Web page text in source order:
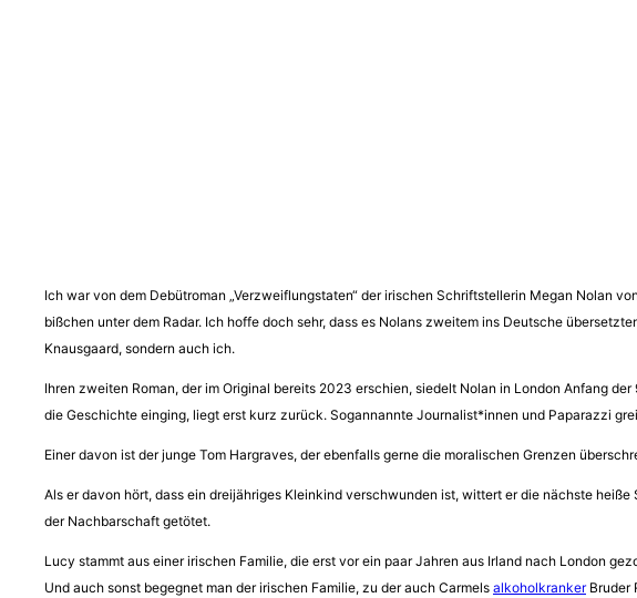
Ich war von dem Debütroman „Verzweiflungstaten“ der irischen Schriftstellerin Megan Nolan
bißchen unter dem Radar. Ich hoffe doch sehr, dass es Nolans zweitem ins Deutsche
Knausgaard, sondern auch ich.
Ihren zweiten Roman, der im Original bereits 2023 erschien, siedelt Nolan in London Anfang
die Geschichte einging, liegt erst kurz zurück. Sogannannte Journalist*innen und Paparazzi
Einer davon ist der junge Tom Hargraves, der ebenfalls gerne die moralischen Grenzen
Als er davon hört, dass ein dreijähriges Kleinkind verschwunden ist, wittert er die nächste
der Nachbarschaft getötet.
Lucy stammt aus einer irischen Familie, die erst vor ein paar Jahren aus Irland nach London
Und auch sonst begegnet man der irischen Familie, zu der auch Carmels alkoholkrankerBruder